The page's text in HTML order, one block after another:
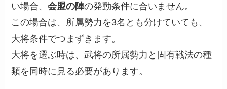
い場合、会盟の陣の発動条件に合いません。
この場合は、所属勢力を3名とも分けていても、
大将条件でつまずきます。
大将を選ぶ時は、武将の所属勢力と固有戦法の種
類を同時に見る必要があります。